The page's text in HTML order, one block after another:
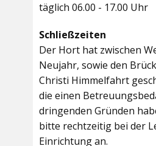
täglich 06.00 - 17.00 Uhr
Schließzeiten
Der Hort hat zwischen
Neujahr, sowie den
Christi Himmelfahrt
die einen
dringenden Gründen
bitte rechtzeitig bei der
Einrichtung an.